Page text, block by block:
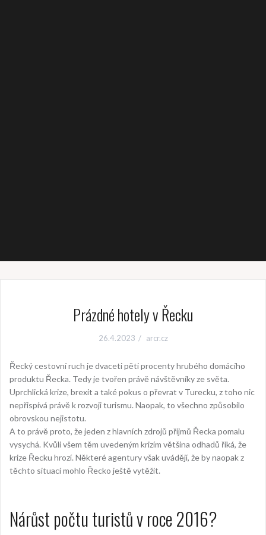
Prázdné hotely v Řecku
26.4.2023 arcr.cz
Řecký cestovní ruch je dvaceti pěti procenty hrubého domácího
produktu Řecka. Tedy je tvořen právě návštěvníky ze světa.
Uprchlická krize, brexit a také pokus o převrat v Turecku, z toho nic
nepřispívá právě k rozvoji turismu. Naopak, to všechno způsobilo
obrovskou nejistotu.
A to právě proto, že jeden z hlavních zdrojů příjmů Řecka pomalu
vysychá. Kvůli všem těm uvedeným krizím většina odhadů říká, že
krize Řecku hrozí. Některé agentury však uvádějí, že by naopak z
těchto situací mohlo Řecko ještě vytěžit.
Nárůst počtu turistů v roce 2016?